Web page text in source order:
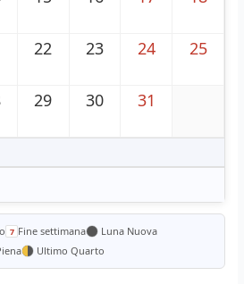
22 23 24 25
29 30 31
Fine settimana
Luna Nuova
Ultimo Quarto